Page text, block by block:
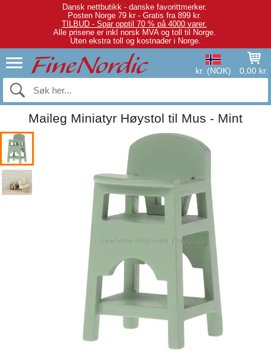
Dansk nettbutikk - danske favorittmerker.
Posten Norge 79 kr - Gratis fra 899 kr.
TILBUD - Spar opptil 70 % på 4000 varer.
Alle prisene er inkl norsk MVA og toll til Norge.
Uten ekstra toll og kostnader i Norge.
kr. (NOK) 0,00 kr.
Maileg Miniatyr Høystol til Mus - Mint